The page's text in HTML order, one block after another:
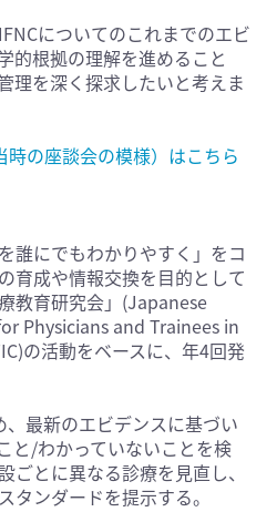
についてのこれまでのエビ
的根拠の理解を進めること
理を深く探求したいと考えま
の座談会の模様）はこちら
誰にでもわかりやすく」をコ
育成や情報交換を目的として
教育研究会」(Japanese
Physicians and Trainees in
の活動をベースに、年4回発
最新のエビデンスに基づい
と/わかっていないことを検
ごとに異なる診療を見直し、
タンダードを提示する。